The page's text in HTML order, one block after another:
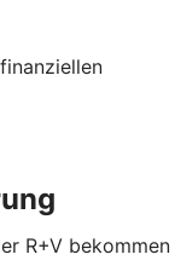
R+V bekommen